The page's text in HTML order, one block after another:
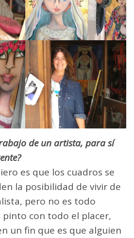
de un artista, para sí
es que los cuadros se
la posibilidad de vivir de
pero no es todo
con todo el placer,
un fin que es que alguien